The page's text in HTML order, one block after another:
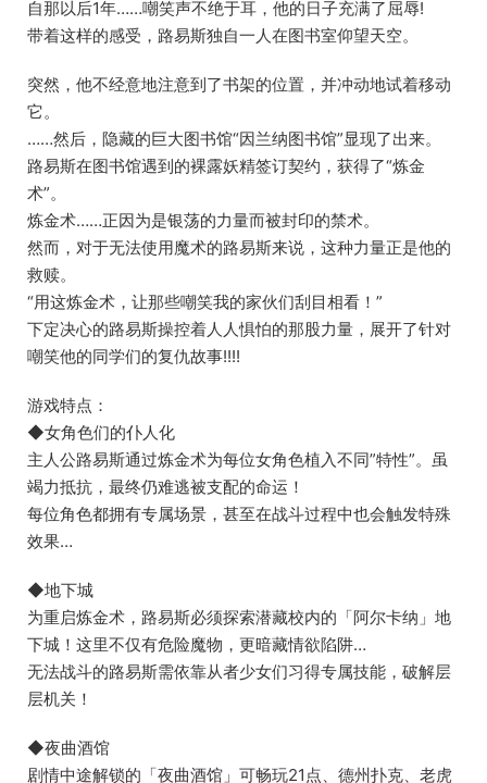
自那以后1年……嘲笑声不绝于耳，他的日子充满了屈辱!
带着这样的感受，路易斯独自一人在图书室仰望天空。
突然，他不经意地注意到了书架的位置，并冲动地试着移动
它。
……然后，隐藏的巨大图书馆“因兰纳图书馆”显现了出来。
路易斯在图书馆遇到的裸露妖精签订契约，获得了“炼金
术”。
炼金术……正因为是银荡的力量而被封印的禁术。
然而，对于无法使用魔术的路易斯来说，这种力量正是他的
救赎。
“用这炼金术，让那些嘲笑我的家伙们刮目相看！”
下定决心的路易斯操控着人人惧怕的那股力量，展开了针对
嘲笑他的同学们的复仇故事!!!!
游戏特点：
◆女角色们的仆人化
主人公路易斯通过炼金术为每位女角色植入不同”特性”。虽
竭力抵抗，最终仍难逃被支配的命运！
每位角色都拥有专属场景，甚至在战斗过程中也会触发特殊
效果…
◆地下城
为重启炼金术，路易斯必须探索潜藏校内的「阿尔卡纳」地
下城！这里不仅有危险魔物，更暗藏情欲陷阱…
无法战斗的路易斯需依靠从者少女们习得专属技能，破解层
层机关！
◆夜曲酒馆
剧情中途解锁的「夜曲酒馆」可畅玩21点、德州扑克、老虎